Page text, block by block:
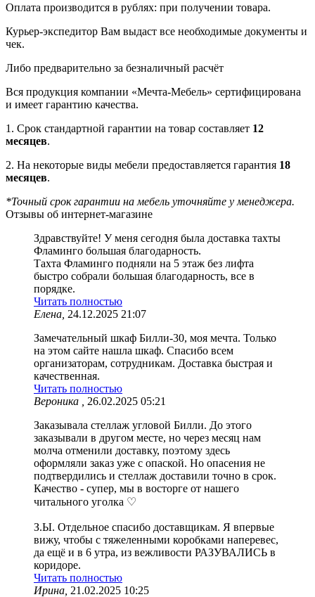
Оплата производится в рублях: при получении товара.
Курьер-экспедитор Вам выдаст все необходимые документы и
чек.
Либо предварительно за безналичный расчёт
Вся продукция компании «Мечта-Мебель» сертифицирована
и имеет гарантию качества.
1. Срок стандартной гарантии на товар составляет 12
месяцев.
2. На некоторые виды мебели предоставляется гарантия 18
месяцев.
*Точный срок гарантии на мебель уточняйте у менеджера.
Отзывы об интернет-магазине
Здравствуйте! У меня сегодня была доставка тахты
Фламинго большая благодарность.
Тахта Фламинго подняли на 5 этаж без лифта
быстро собрали большая благодарность, все в
порядке.
Читать полностью
Елена, 24.12.2025 21:07
Замечательный шкаф Билли-30, моя мечта. Только
на этом сайте нашла шкаф. Спасибо всем
организаторам, сотрудникам. Доставка быстрая и
качественная.
Читать полностью
Вероника ,
26.02.2025 05:21
Заказывала стеллаж угловой Билли. До этого
заказывали в другом месте, но через месяц нам
молча отменили доставку, поэтому здесь
оформляли заказ уже с опаской. Но опасения не
подтвердились и стеллаж доставили точно в срок.
Качество - супер, мы в восторге от нашего
читального уголка ♡
З.Ы. Отдельное спасибо доставщикам. Я впервые
вижу, чтобы с тяжеленными коробками наперевес,
да ещё и в 6 утра, из вежливости РАЗУВАЛИСЬ в
коридоре.
Читать полностью
Ирина, 21.02.2025 10:25